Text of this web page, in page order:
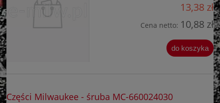
13,38 zł
Cena netto: 10,88 zł
do koszyka
Części Milwaukee - śruba MC-660024030